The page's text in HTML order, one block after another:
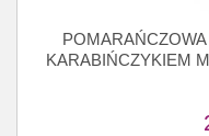
KARABIŃCZYKIEM